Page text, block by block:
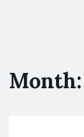
Month: